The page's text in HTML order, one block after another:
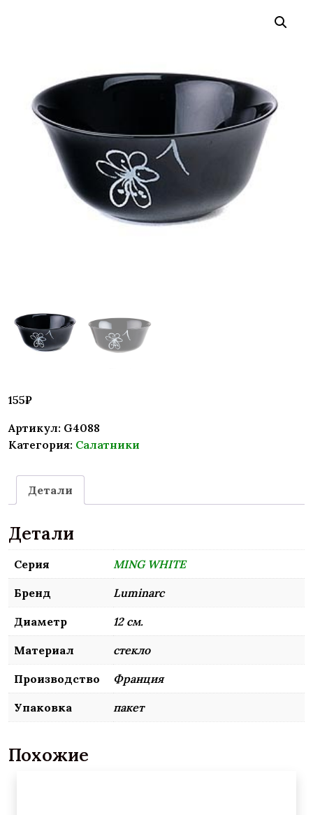
155₽
Артикул: G4088
Категория: Салатники
Детали
Детали
Серия MING WHITE
Бренд Luminarc
Диаметр 12 см.
Материал стекло
Производство Франция
Упаковка пакет
Похожие